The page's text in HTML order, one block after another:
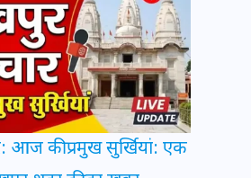
आज की प्रमुख सुर्खियां: एक